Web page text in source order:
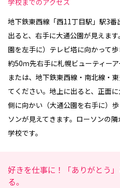
学校までのアクセス
地下鉄東西線「西11丁目駅」駅3
出ると、右手に大通公園が見えま
園を左手に）テレビ塔に向かって
約50ｍ先右手に札幌ビューティーア
または、地下鉄東西線・南北線・
てください。地上に出ると、正面
側に向かい（大通公園を右手に）
ソンが見えてきます。ローソンの
学校です。
好きを仕事に！「ありがとう
る。